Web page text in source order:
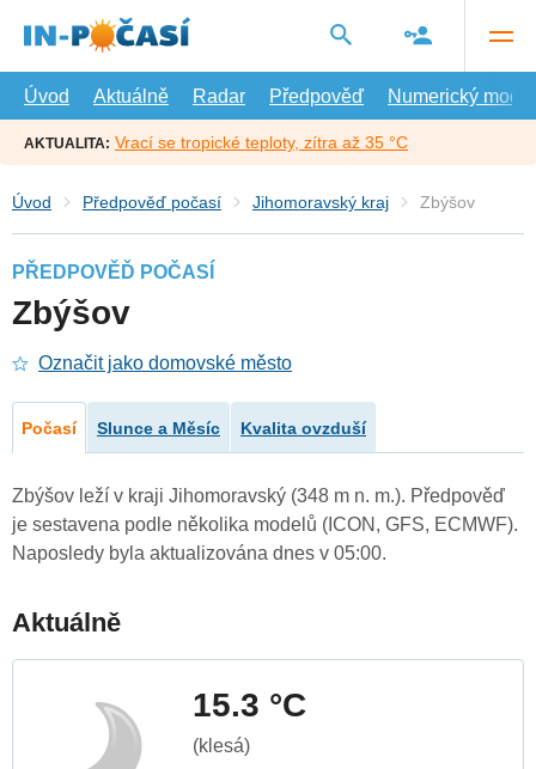
hlavní
Úvod
Aktuálně Radar Předpověď Numerický model
AKTUALITA: Vrací se tropické teploty, zítra až 35 °C
Úvod Předpověď počasí Jihomoravský kraj Zbýšov
PŘEDPOVĚĎ POČASÍ
Zbýšov
Označit jako domovské město
Počasí Slunce a Měsíc Kvalita ovzduší
Zbýšov leží v kraji Jihomoravský (348 m n. m.). Předpověď
je sestavena podle několika modelů (ICON, GFS, ECMWF).
Naposledy byla aktualizována dnes v 05:00.
Aktuálně
15.3 °C
(klesá)